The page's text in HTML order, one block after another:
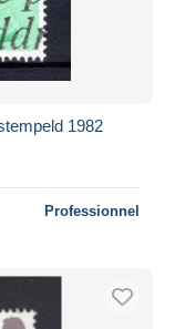
1982
Professionnel